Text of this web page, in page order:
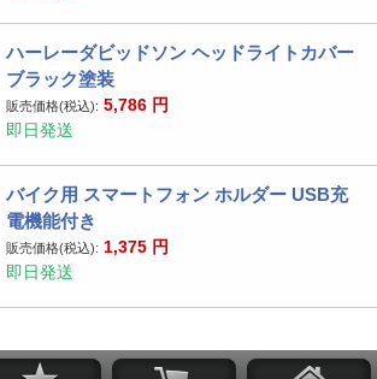
ハーレーダビッドソン ヘッドライトカバー
ブラック塗装
販売価格(税込): 5,786 円
即日発送
バイク用 スマートフォン ホルダー USB充
電機能付き
販売価格(税込): 1,375 円
即日発送